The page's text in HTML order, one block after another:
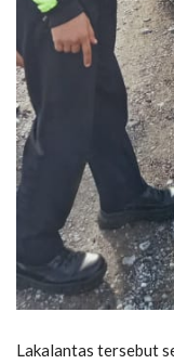
Lakalantas tersebut